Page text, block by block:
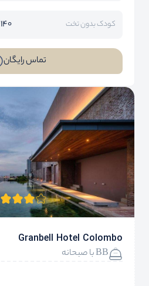
کودک بدون تخت 140
تماس رایگان
Granbell Hotel Colombo
BB با صبحانه